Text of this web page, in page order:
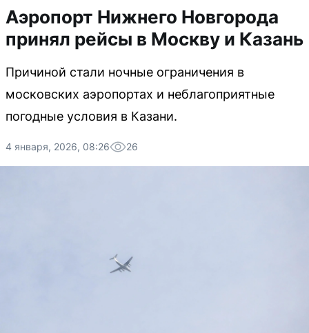
Аэропорт Нижнего Новгорода
принял рейсы в Москву и Казань
Причиной стали ночные ограничения в
московских аэропортах и неблагоприятные
погодные условия в Казани.
4 января, 2026, 08:26 26